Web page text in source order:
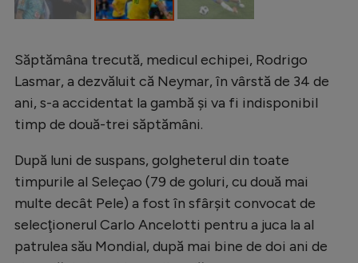
Alte sporturi
JO 2026
Intră în cont
Creează cont
Săptămâna trecută, medicul echipei, Rodrigo
Lasmar, a dezvăluit că Neymar, în vârstă de 34 de
ani, s-a accidentat la gambă şi va fi indisponibil
timp de două-trei săptămâni.
După luni de suspans, golgheterul din toate
timpurile al Seleçao (79 de goluri, cu două mai
multe decât Pele) a fost în sfârşit convocat de
selecţionerul Carlo Ancelotti pentru a juca la al
patrulea său Mondial, după mai bine de doi ani de